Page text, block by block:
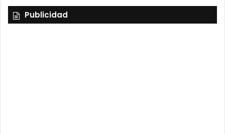
Publicidad